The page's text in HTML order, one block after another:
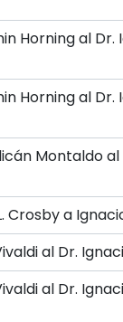
Horning al Dr.
Horning al Dr.
Montaldo al
Crosby a
al Dr.
al Dr.